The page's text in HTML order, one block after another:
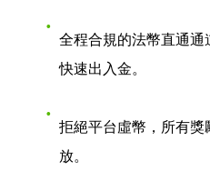
全程合規的法幣直通
快速出入金。
拒絕平台虛幣，所有獎
放。